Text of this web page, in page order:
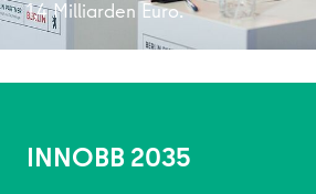
1,4 Milliarden Euro.
INNOBB 2035